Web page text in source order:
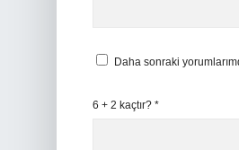
Daha sonraki
6 + 2 kaçtır? *